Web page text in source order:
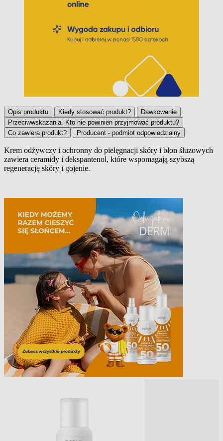
Opis produktu Kiedy stosować produkt?
Dawkowanie
Przeciwwskazania. Kto nie powinien przyjmować produktu?
Co zawiera produkt?
Producent - podmiot odpowiedzialny
Opis produktu
Krem odżywczy i ochronny do pielęgnacji skóry i błon śluzowych
zawiera ceramidy i dekspantenol, które wspomagają szybszą
regenerację skóry i gojenie.